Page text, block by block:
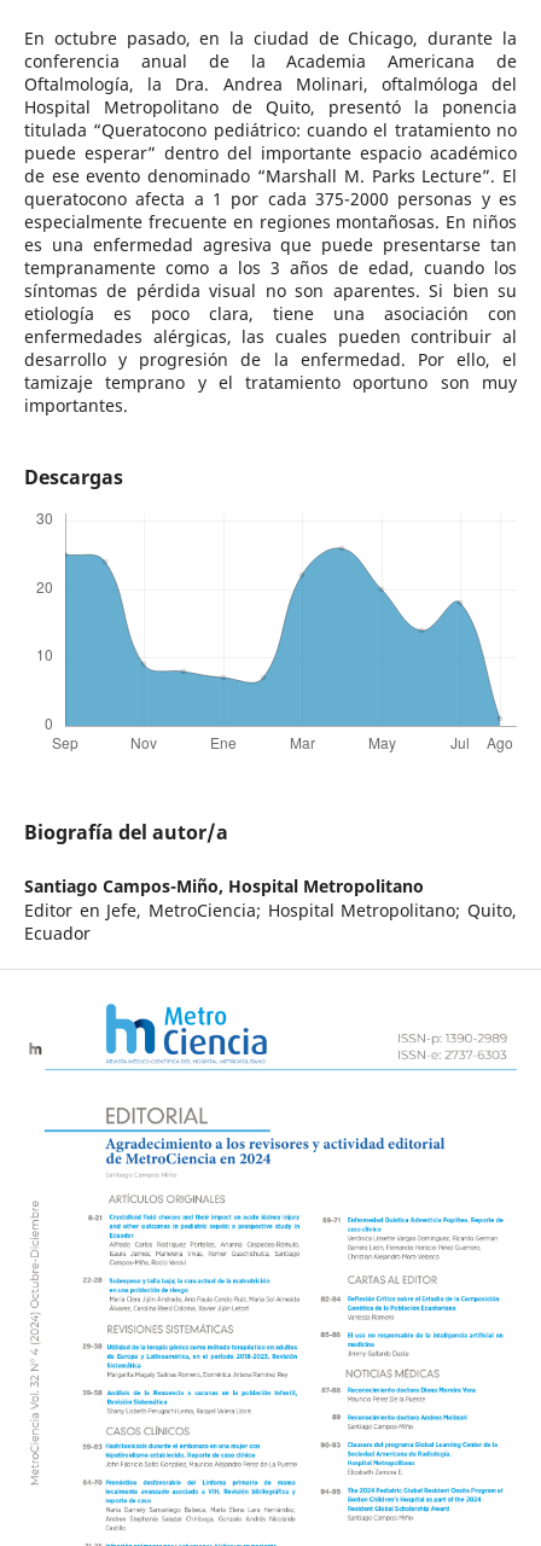
En octubre pasado, en la ciudad de Chicago, durante la
conferencia anual de la Academia Americana de
Oftalmología, la Dra. Andrea Molinari, oftalmóloga del
Hospital Metropolitano de Quito, presentó la ponencia
titulada “Queratocono pediátrico: cuando el tratamiento no
puede esperar” dentro del importante espacio académico
de ese evento denominado “Marshall M. Parks Lecture”. El
queratocono afecta a 1 por cada 375-2000 personas y es
especialmente frecuente en regiones montañosas. En niños
es una enfermedad agresiva que puede presentarse tan
tempranamente como a los 3 años de edad, cuando los
síntomas de pérdida visual no son aparentes. Si bien su
etiología es poco clara, tiene una asociación con
enfermedades alérgicas, las cuales pueden contribuir al
desarrollo y progresión de la enfermedad. Por ello, el
tamizaje temprano y el tratamiento oportuno son muy
importantes.
Descargas
Biografía del autor/a
Santiago Campos-Miño, Hospital Metropolitano
Editor en Jefe, MetroCiencia; Hospital Metropolitano; Quito,
Ecuador